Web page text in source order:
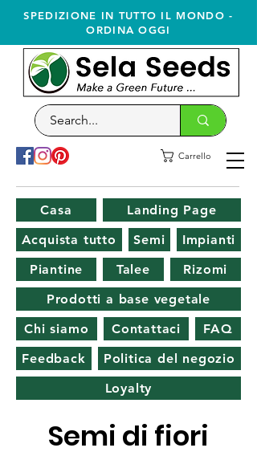
SPEDIZIONE IN TUTTO IL MONDO -
ORDINA OGGI
Carrello
Casa
Landing Page
Acquista tutto
Semi
Impianti
Piantine
Talee
Rizomi
Prodotti a base vegetale
Chi siamo
Contattaci
FAQ
Feedback
Politica del negozio
Loyalty
Semi di fiori